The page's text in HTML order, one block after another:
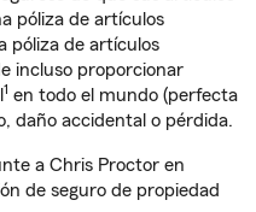
póliza de artículos
póliza de artículos
incluso proporcionar
1 en todo el mundo (perfecta
daño accidental o pérdida.
a Chris Proctor en
de seguro de propiedad